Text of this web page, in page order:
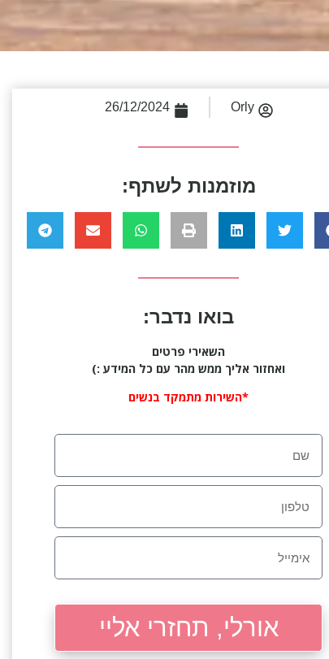
Orly
26/12/2024
מוזמנות לשתף:
בואו נדבר:
השאירי פרטים
ואחזור אליך ממש מהר עם כל המידע :)
*השירות מתמקד בנשים
אורלי, תחזרי אליי